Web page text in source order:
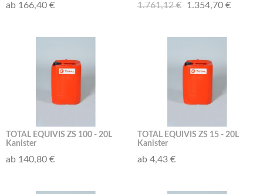
ab 166,40 € 1.761,12 € 1.354,70 €
TOTAL EQUIVIS ZS 100 - 20L
Kanister
ab 140,80 €
TOTAL EQUIVIS ZS 15 - 20L
Kanister
ab 4,43 €